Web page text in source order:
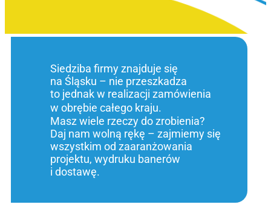
Siedziba firmy znajduje się
na Śląsku – nie przeszkadza
to jednak w realizacji zamówienia
w obrębie całego kraju.
Masz wiele rzeczy do zrobienia?
Daj nam wolną rękę – zajmiemy się
wszystkim od zaaranżowania
projektu, wydruku banerów
i dostawę.